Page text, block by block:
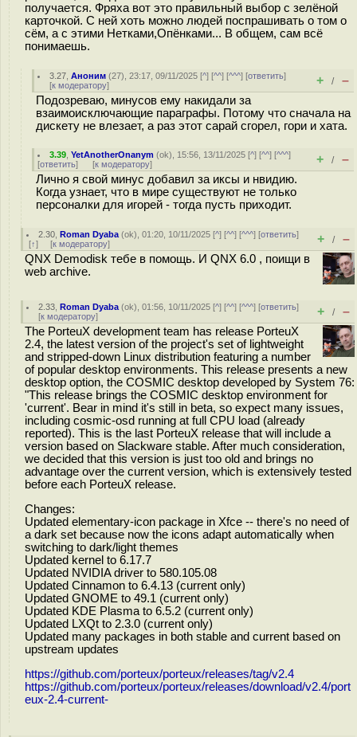
получается. Фряха вот это правильный выбор с зелёной
карточкой. С ней хоть можно людей поспрашивать о том о
сём, а с этими Нетками,Опёнками... В общем, сам всё
понимаешь.
3.27 ,Аноним (27), 23:17, 09/11/2025 [^] [^^] [^^^] [ответить]
[к модератору] + / –
Подозреваю, минусов ему накидали за
взаимоисключающие параграфы. Потому что сначала на
дискету не влезает, а раз этот сарай сгорел, гори и хата.
3.39 ,YetAnotherOnanym (ok), 15:56, 13/11/2025 [^] [^^] [^^^]
[ответить] [к модератору] + / –
Лично я свой минус добавил за иксы и нвидию.
Когда узнает, что в мире существуют не только
персоналки для игорей - тогда пусть приходит.
2.30 ,Roman Dyaba (ok), 01:20, 10/11/2025 [^] [^^] [^^^] [ответить]
[↑] [к модератору] + / –
QNX Demodisk тебе в помощь. И QNX 6.0 , поищи в
web archive.
2.33 ,Roman Dyaba (ok), 01:56, 10/11/2025 [^] [^^] [^^^] [ответить]
[к модератору] + / –
The PorteuX development team has release PorteuX
2.4, the latest version of the project's set of lightweight
and stripped-down Linux distribution featuring a number
of popular desktop environments. This release presents a new
desktop option, the COSMIC desktop developed by System 76:
"This release brings the COSMIC desktop environment for
'current'. Bear in mind it's still in beta, so expect many issues,
including cosmic-osd running at full CPU load (already
reported). This is the last PorteuX release that will include a
version based on Slackware stable. After much consideration,
we decided that this version is just too old and brings no
advantage over the current version, which is extensively tested
before each PorteuX release.
Changes:
Updated elementary-icon package in Xfce -- there's no need of
a dark set because now the icons adapt automatically when
switching to dark/light themes
Updated kernel to 6.17.7
Updated NVIDIA driver to 580.105.08
Updated Cinnamon to 6.4.13 (current only)
Updated GNOME to 49.1 (current only)
Updated KDE Plasma to 6.5.2 (current only)
Updated LXQt to 2.3.0 (current only)
Updated many packages in both stable and current based on
upstream updates
https://github.com/porteux/porteux/releases/tag/v2.4
https://github.com/porteux/porteux/releases/download/v2.4/port
eux-2.4-current-